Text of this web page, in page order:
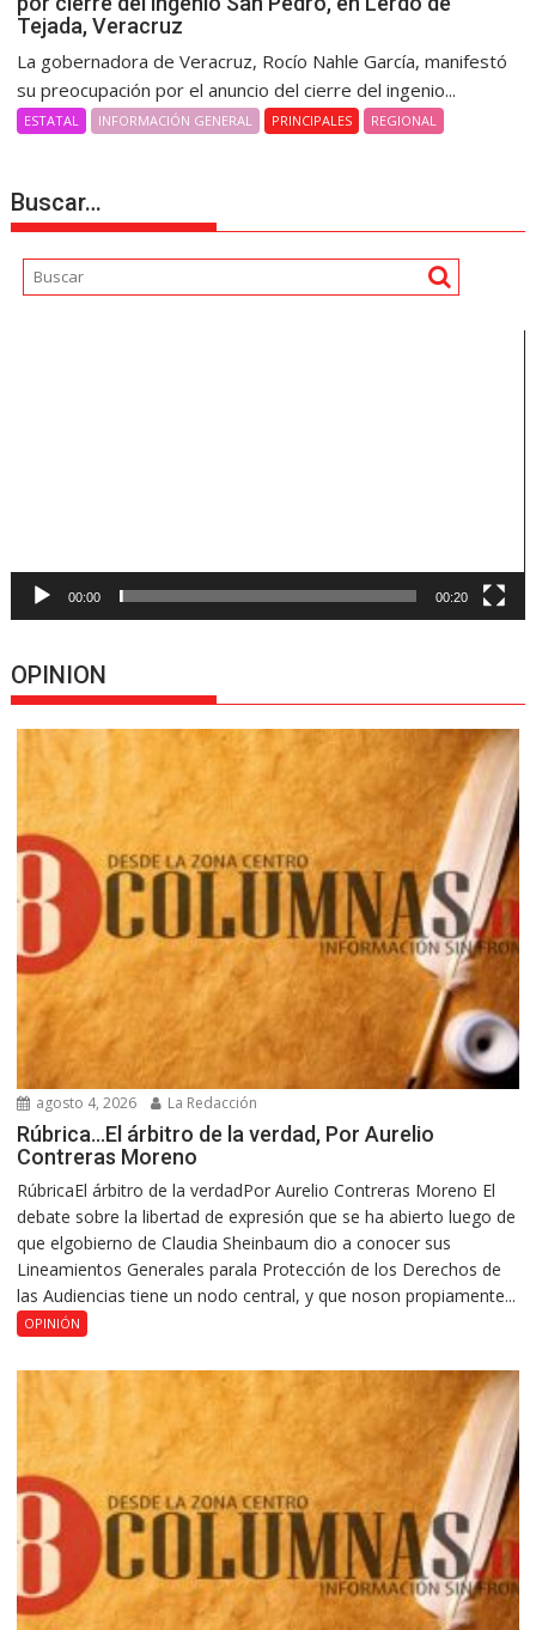
Tejada, Veracruz
La gobernadora de Veracruz, Rocío Nahle García, manifestó
su preocupación por el anuncio del cierre del ingenio...
ESTATAL INFORMACIÓN GENERAL PRINCIPALES REGIONAL
Buscar…
00:00 00:20
OPINION
agosto 4, 2026 La Redacción
Rúbrica…El árbitro de la verdad, Por Aurelio
Contreras Moreno
RúbricaEl árbitro de la verdadPor Aurelio Contreras Moreno El
debate sobre la libertad de expresión que se ha abierto luego de
que elgobierno de Claudia Sheinbaum dio a conocer sus
Lineamientos Generales parala Protección de los Derechos de
las Audiencias tiene un nodo central, y que noson propiamente...
OPINIÓN